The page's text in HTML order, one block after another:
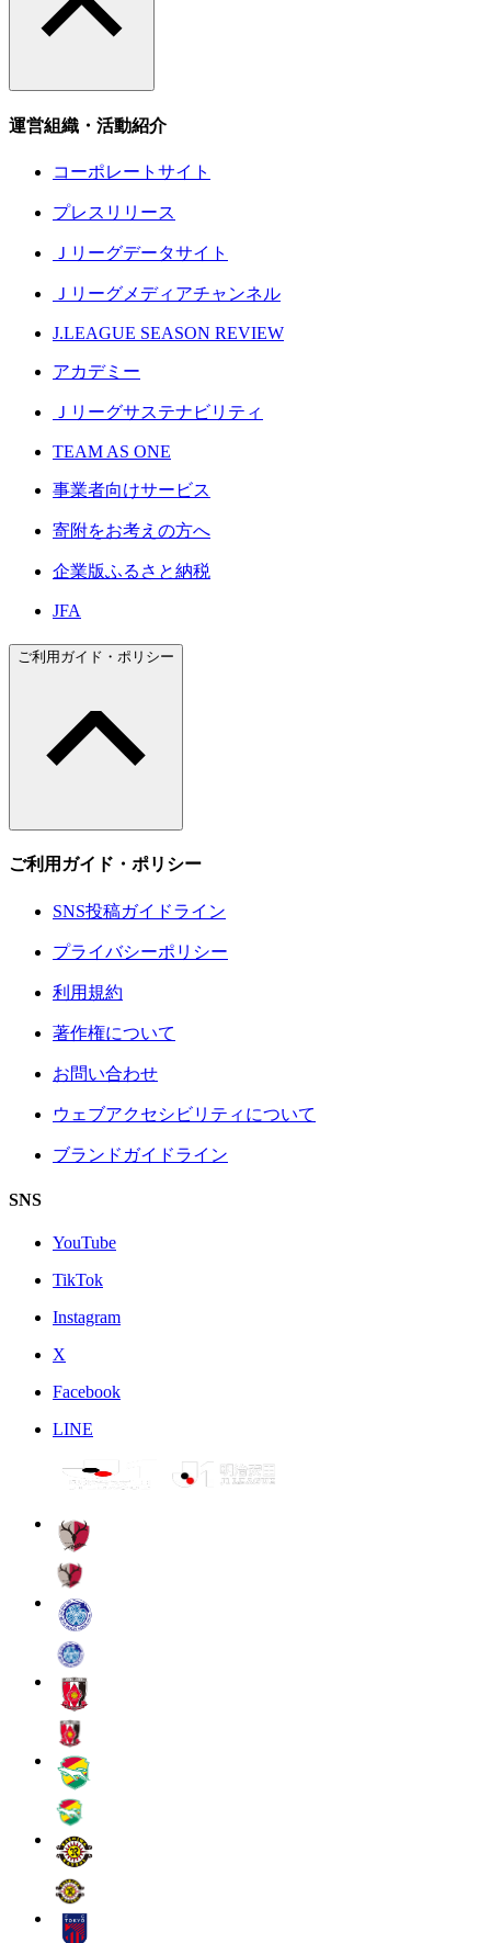
運営組織・活動紹介
コーポレートサイト
プレスリリース
Ｊリーグデータサイト
Ｊリーグメディアチャンネル
J.LEAGUE SEASON REVIEW
アカデミー
Ｊリーグサステナビリティ
TEAM AS ONE
事業者向けサービス
寄附をお考えの方へ
企業版ふるさと納税
JFA
ご利用ガイド・ポリシー
ご利用ガイド・ポリシー
SNS投稿ガイドライン
プライバシーポリシー
利用規約
著作権について
お問い合わせ
ウェブアクセシビリティについて
ブランドガイドライン
SNS
YouTube
TikTok
Instagram
X
Facebook
LINE